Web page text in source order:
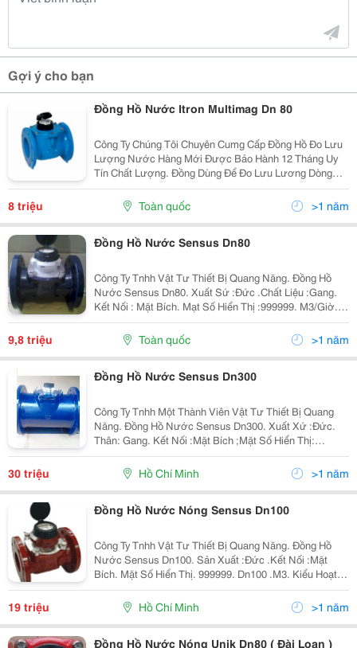
Gợi ý cho bạn
Đồng Hồ Nước Itron Multimag Dn 80
Công Ty Chúng Tôi Chuyên Cumg Cấp Đồng Hồ Đo Lưu
Lượng Nước Hàng Mới Được Bảo Hành 12 Tháng Uy
Tín Chất Lượng. Đồng Dùng Để Đo Lưu Lương Dòng
Chẩy Tính Theo Thời Gian Dạng Tu Bin.
8 triệu Toàn quốc >1 năm
Đồng Hồ Nước Sensus Dn80
Công Ty Tnhh Vật Tư Thiết Bị Quang Năng. Đồng Hồ
Nước Sensus Dn80. Xuất Sứ :Đức .Chất Liệu :Gang.
Kết Nối : Mặt Bích. Mạt Số Hiển Thị :999999. M3/Giờ.
Hàng Mới 100% Bảo Hành 12 Tháng.uy Tín, Chât
Lượng Luôn Đặt Lên Hàng Đầu.giao Hàng Nhanh Chóng
9,8 triệu Toàn quốc >1 năm
Đồng Hồ Nước Sensus Dn300
Công Ty Tnhh Một Thành Viên Vật Tư Thiết Bị Quang
Năng. Đồng Hồ Nước Sensus Dn300. Xuất Xứ :Đức.
Thân: Gang. Kết Nối :Mặt Bích ;Mặt Số Hiển Thị:
999999. Dn300. Kiểu Hoạt Động: Từ . Hàng Mới 100%
Bảo Hành 12 Tháng,Uy Tín ,Chất Lượng, Giao Hàng
30 triệu Hồ Chí Minh >1 năm
Đồng Hồ Nước Nóng Sensus Dn100
Công Ty Tnhh Vật Tư Thiết Bị Quang Năng. Đồng Hồ
Nước Sensus Dn100. Sản Xuất :Đức .Kết Nối :Mặt
Bích. Mặt Số Hiển Thị. 999999. Dn100 .M3. Kiểu Hoạt
Động :Từ. Hàng Mới 100%,Bảo Hành 12 Tháng.giao
Hàng Nhanh Chóng Tận Nơi,Uy Tín ,Chất Lượng.qúy
19 triệu Hồ Chí Minh >1 năm
Đồng Hồ Nước Nóng Unik Dn80 ( Đài Loan )